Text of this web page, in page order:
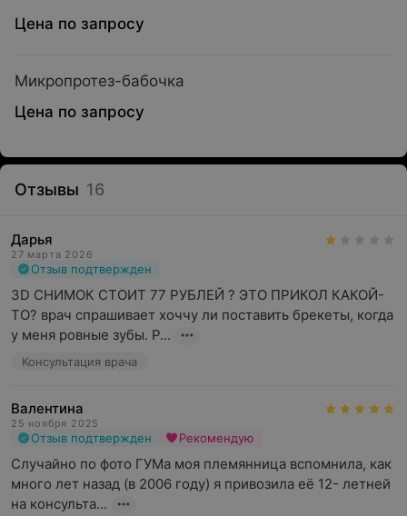
Цена по запросу
Микропротез-бабочка
Цена по запросу
Отзывы 16
Дарья
27 марта 2026
Отзыв подтвержден
3D СНИМОК СТОИТ 77 РУБЛЕЙ ? ЭТО ПРИКОЛ КАКОЙ-
ТО? врач спрашивает хоччу ли поставить брекеты, когда
у меня ровные зубы. Р...
Консультация врача
Валентина
25 ноября 2025
Отзыв подтвержден Рекомендую
Случайно по фото ГУМа моя племянница вспомнила, как
много лет назад (в 2006 году) я привозила её 12- летней
на консульта...